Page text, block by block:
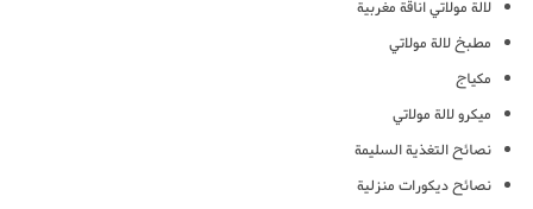
لالة مولاتي اناقة مغربية
مطبخ لالة مولاتي
مكياج
ميكرو لالة مولاتي
نصائح التغذية السليمة
نصائح ديكورات منزلية